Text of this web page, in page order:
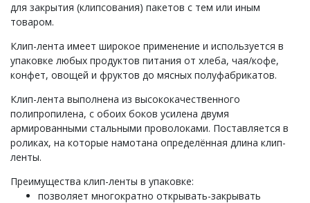
для закрытия (клипсования) пакетов с тем или иным
товаром.
Клип-лента имеет широкое применение и используется в
упаковке любых продуктов питания от хлеба, чая/кофе,
конфет, овощей и фруктов до мясных полуфабрикатов.
Клип-лента выполнена из высококачественного
полипропилена, с обоих боков усилена двумя
армированными стальными проволоками. Поставляется в
роликах, на которые намотана определённая длина клип-
ленты.
Преимущества клип-ленты в упаковке:
позволяет многократно открывать-закрывать